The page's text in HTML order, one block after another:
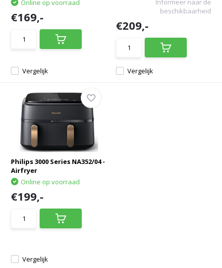
Vergelijk
Online op voorraad
€169,-
Vergelijk
Informeer naar de
beschikbaarheid
€209,-
Philips 3000 Series NA352/04 -
Airfryer
Vergelijk
Online op voorraad
€199,-